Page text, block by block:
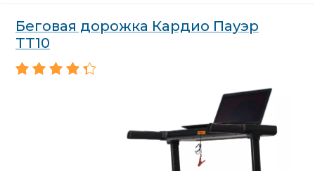
Беговая дорожка Кардио Пауэр
ТТ10